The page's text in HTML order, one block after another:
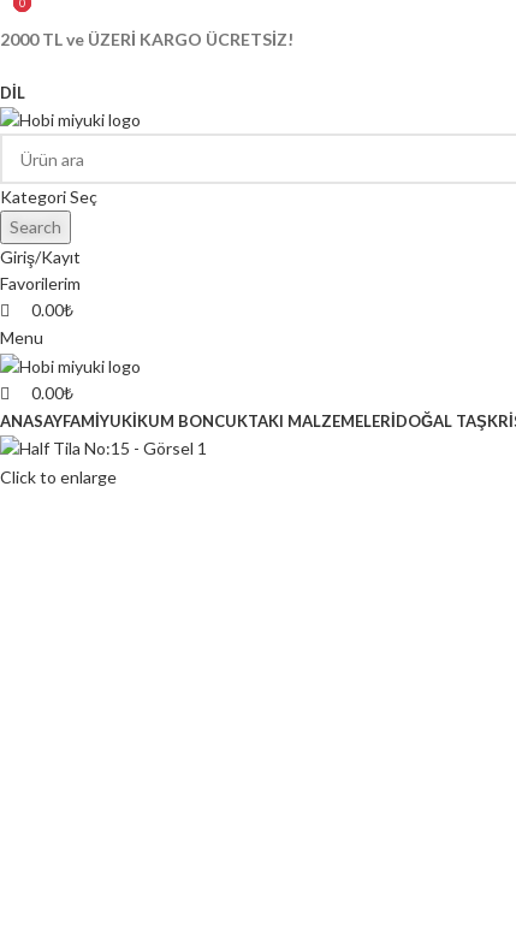
2000 TL ve ÜZERİ KARGO ÜCRETSİZ!
DIL
Kategori Seç
Search
Giriş/Kayıt
Favorilerim
0
0.00₺
Menu
0
0.00₺
ANASAYFAMİYUKİKUM BONCUKTAKI MALZEMELERİDOĞAL TAŞ
Click to enlarge
0